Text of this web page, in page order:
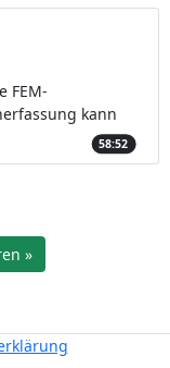
FEM-
kann
58:52
»